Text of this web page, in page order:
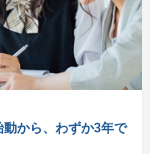
から、わずか3年で